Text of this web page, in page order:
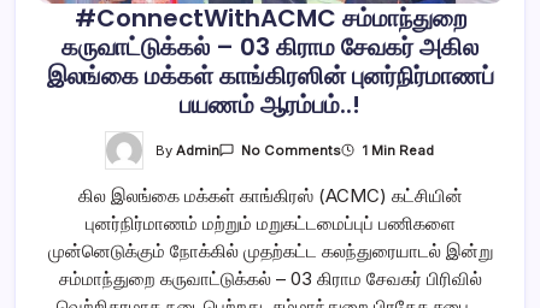
#ConnectWithACMC சம்மாந்துறை
கருவாட்டுக்கல் – 03 கிராம சேவகர் அகில
இலங்கை மக்கள் காங்கிரஸின் புனர்நிர்மாணப்
பயணம் ஆரம்பம்..!
ByAdmin No CommentsOn
கருவாட்டுக்கல்
03
கிராம
சேவகர்
அகில
இலங்கை
1 Min Read
கில இலங்கை மக்கள் காங்கிரஸ் (ACMC) கட்சியின்
புனர்நிர்மாணம் மற்றும் மறுகட்டமைப்புப் பணிகளை
முன்னெடுக்கும் நோக்கில் முதற்கட்ட கலந்துரையாடல் இன்று
சம்மாந்துறை கருவாட்டுக்கல் – 03 கிராம சேவகர் பிரிவில்